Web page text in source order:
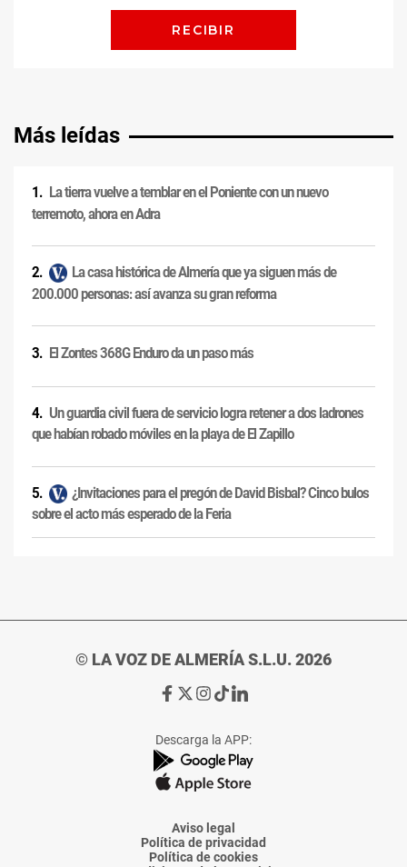
Más leídas
La tierra vuelve a temblar en el Poniente con un nuevo
terremoto, ahora en Adra
La casa histórica de Almería que ya siguen más de
200.000 personas: así avanza su gran reforma
El Zontes 368G Enduro da un paso más
Un guardia civil fuera de servicio logra retener a dos ladrones
que habían robado móviles en la playa de El Zapillo
¿Invitaciones para el pregón de David Bisbal? Cinco bulos
sobre el acto más esperado de la Feria
© LA VOZ DE ALMERÍA S.L.U. 2026
Ir
de
La
Voz
Almería
Ir
de
La
Voz
Almería
Ir
de
La
Voz
Almería
Ir
de
La
Voz
Almería
Ir
de
La
Voz
Descarga la APP:
Aviso legal
Política de privacidad
Política de cookies